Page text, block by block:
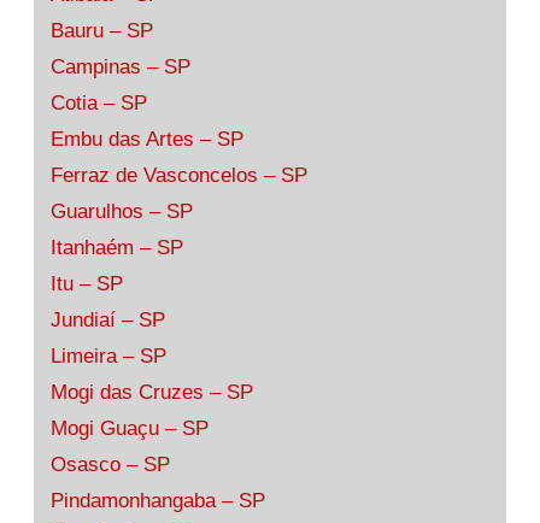
Bauru – SP
Campinas – SP
Cotia – SP
Embu das Artes – SP
Ferraz de Vasconcelos – SP
Guarulhos – SP
Itanhaém – SP
Itu – SP
Jundiaí – SP
Limeira – SP
Mogi das Cruzes – SP
Mogi Guaçu – SP
Osasco – SP
Pindamonhangaba – SP